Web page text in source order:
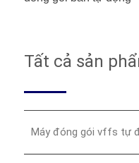
Tất cả sản
Máy đóng gói vffs tự